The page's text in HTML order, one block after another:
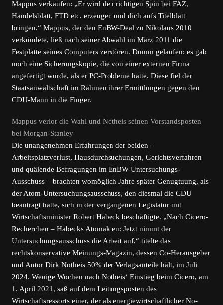
Mappus verkaufen: „Er wird den richtigen Spin bei FAZ,
Handelsblatt, FTD etc. erzeugen und dich aufs Titelblatt
bringen.“ Mappus, der den EnBW-Deal zu Nikolaus 2010
verkündete, ließ nach seiner Abwahl im März 2011 die
Festplatte seines Computers zerstören. Dumm gelaufen: es gab
noch eine Sicherungskopie, die von einer externen Firma
angefertigt wurde, als er PC-Probleme hatte. Diese fiel der
Staatsanwaltschaft im Rahmen ihrer Ermittlungen gegen den
CDU-Mann in die Finger.
Mappus verlor die Wahl und Notheis seinen Vorstandsposten
bei Morgan-Stanley
Die unangenehmen Erfahrungen der beiden –
Arbeitsplatzverlust, Hausdurchsuchungen, Gerichtsverfahren
und quälende Befragungen im EnBW-Untersuchungs-
Ausschuss – brachten womöglich Jahre später Genugtuung, als
der Atom-Untersuchungsausschuss, den diesmal die CDU
beantragt hatte, sich in der vergangenen Legislatur mit
Wirtschaftsminister Robert Habeck beschäftigte. „Nach Cicero-
Recherchen – Habecks Atomakten: Jetzt nimmt der
Untersuchungsausschuss die Arbeit auf.“ titelte das
rechtskonservative Meinungs-Magazin, dessen Co-Herausgeber
und Autor Dirk Notheis 50% der Verlagsanteile hält, im Juli
2024. Wenige Wochen nach Notheis‘ Einstieg beim Cicero, am
1. April 2021, saß auf dem Leitungsposten des
Wirtschaftsressorts einer, der als energiewirtschaftlicher No-